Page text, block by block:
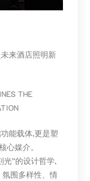
来酒店照明新
THE
能载体,更是塑
心媒介。
光”的设计哲学,
围多样性、情